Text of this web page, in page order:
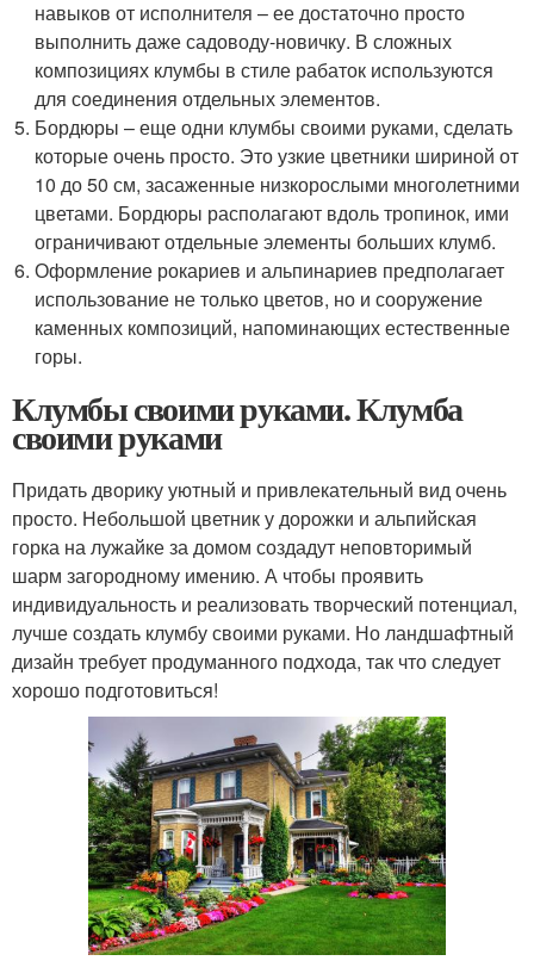
навыков от исполнителя – ее достаточно просто
выполнить даже садоводу-новичку. В сложных
композициях клумбы в стиле рабаток используются
для соединения отдельных элементов.
Бордюры – еще одни клумбы своими руками, сделать
которые очень просто. Это узкие цветники шириной от
10 до 50 см, засаженные низкорослыми многолетними
цветами. Бордюры располагают вдоль тропинок, ими
ограничивают отдельные элементы больших клумб.
Оформление рокариев и альпинариев предполагает
использование не только цветов, но и сооружение
каменных композиций, напоминающих естественные
горы.
Клумбы своими руками. Клумба
своими руками
Придать дворику уютный и привлекательный вид очень
просто. Небольшой цветник у дорожки и альпийская
горка на лужайке за домом создадут неповторимый
шарм загородному имению. А чтобы проявить
индивидуальность и реализовать творческий потенциал,
лучше создать клумбу своими руками. Но ландшафтный
дизайн требует продуманного подхода, так что следует
хорошо подготовиться!